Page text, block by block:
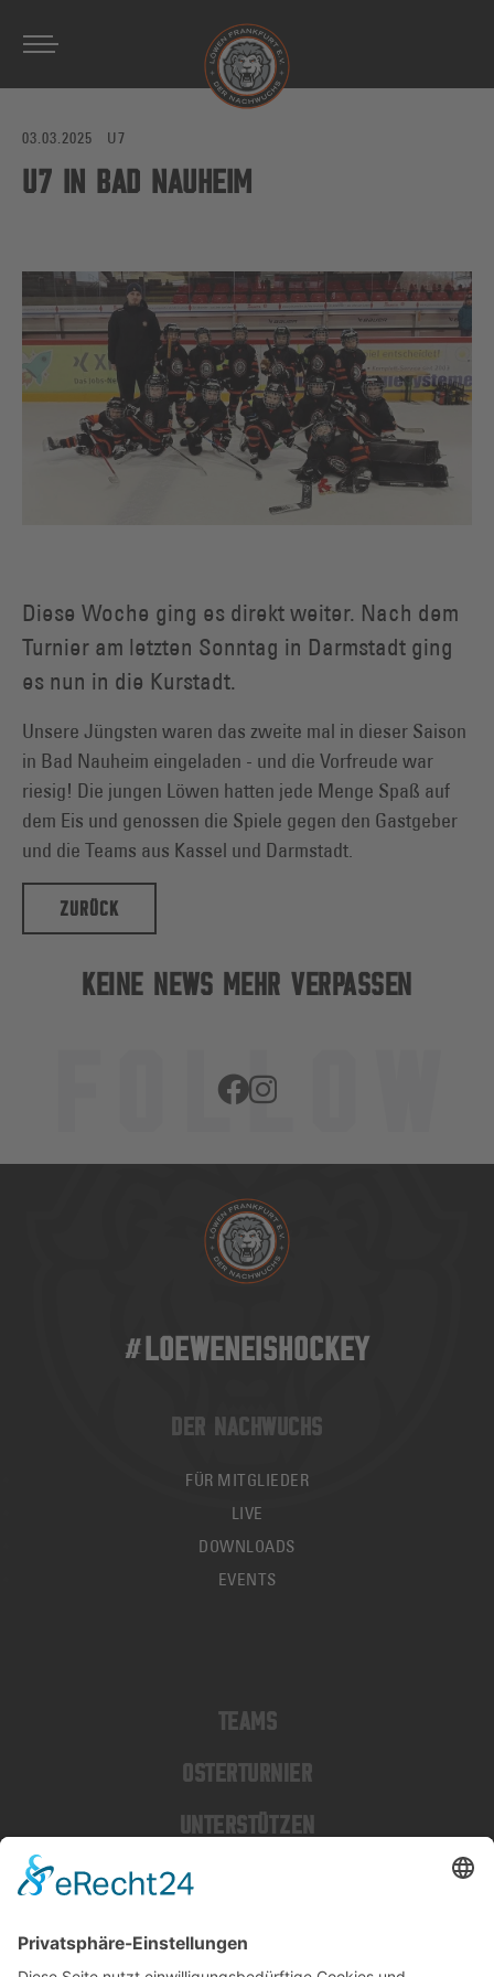
03.03.2025 U7
U7 IN BAD NAUHEIM
Diese Woche ging es direkt weiter. Nach dem
Turnier am letzten Sonntag in Darmstadt ging
es nun in die Kurstadt.
Unsere Jüngsten waren das zweite mal in dieser Saison
in Bad Nauheim eingeladen - und die Vorfreude war
riesig! Die jungen Löwen hatten jede Menge Spaß auf
dem Eis und genossen die Spiele gegen den Gastgeber
und die Teams aus Kassel und Darmstadt.
ZURÜCK
KEINE NEWS MEHR VERPASSEN
#LOEWENEISHOCKEY
DER NACHWUCHS
FÜR MITGLIEDER
LIVE
DOWNLOADS
EVENTS
TEAMS
OSTERTURNIER
UNTERSTÜTZEN